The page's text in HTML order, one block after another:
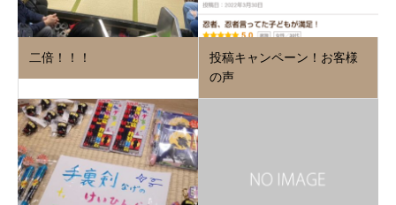
二倍！！！
投稿キャンペーン！お客様
の声